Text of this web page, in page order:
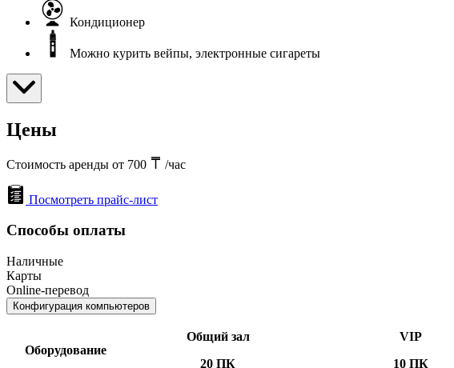
Кондиционер
Можно курить вейпы, электронные сигареты
Цены
Стоимость аренды от 700 /час
Посмотреть прайс-лист
Способы оплаты
Наличные
Карты
Online-перевод
Конфигурация компьютеров
Оборудование
Общий зал
20 ПК
VIP
10 ПК